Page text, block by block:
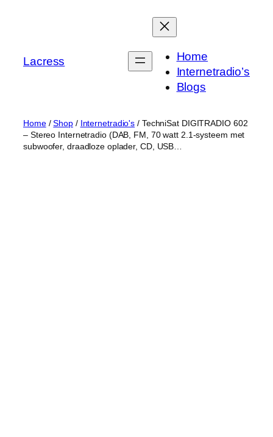
Lacress
Home
Internetradio’s
Blogs
Home/Shop/ Internetradio's / TechniSat DIGITRADIO 602
– Stereo Internetradio (DAB, FM, 70 watt 2.1-systeem met
subwoofer, draadloze oplader, CD, USB…